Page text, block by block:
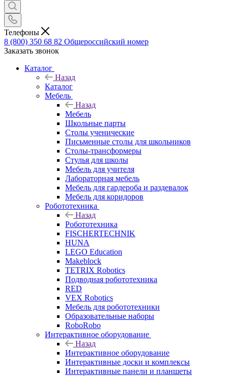
Телефоны
8 (800) 350 68 82 Общероссийский номер
Заказать звонок
Каталог
Назад
Каталог
Мебель
Назад
Мебель
Школьные парты
Столы ученические
Письменные столы для школьников
Столы-трансформеры
Стулья для школы
Мебель для учителя
Лабораторная мебель
Мебель для гардероба и раздевалок
Мебель для коридоров
Робототехника
Назад
Робототехника
FISCHERTECHNIK
HUNA
LEGO Education
Makeblock
TETRIX Robotics
Подводная робототехника
RED
VEX Robotics
Мебель для робототехники
Образовательные наборы
RoboRobo
Интерактивное оборудование
Назад
Интерактивное оборудование
Интерактивные доски и комплексы
Интерактивные панели и планшеты